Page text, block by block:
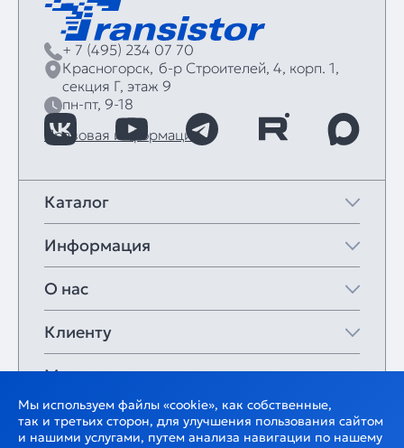
+ 7 (495) 234 07 70
Красногорск, б‑р Строителей, 4, корп. 1,
секция Г, этаж 9
пн-пт, 9-18
Правовая информация
Каталог
Информация
О нас
Клиенту
Мои закладки
Мы используем файлы «cookie», как собственные,
так и третьих сторон, для улучшения пользования сайтом
и нашими услугами, путем анализа навигации по нашему